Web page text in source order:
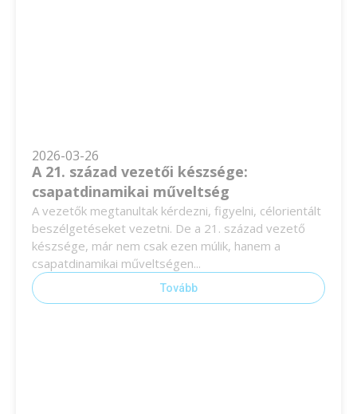
2026-03-26
A 21. század vezetői készsége:
csapatdinamikai műveltség
A vezetők megtanultak kérdezni, figyelni, célorientált
beszélgetéseket vezetni. De a 21. század vezető
készsége, már nem csak ezen múlik, hanem a
csapatdinamikai műveltségen...
Tovább